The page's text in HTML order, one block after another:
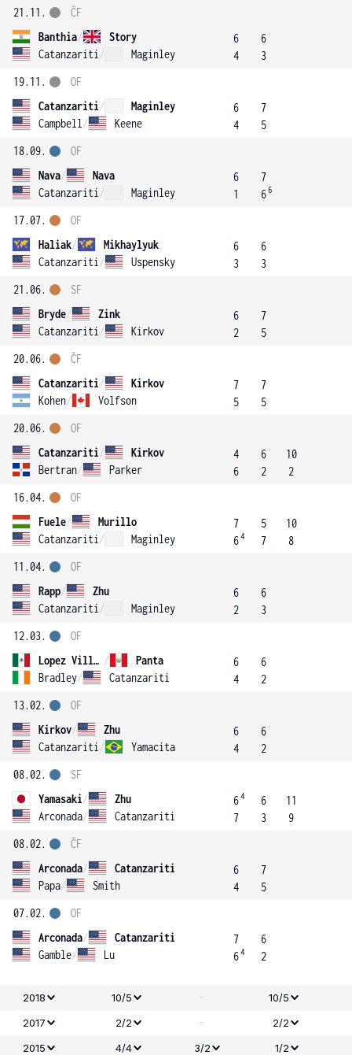
21.11.
Banthia/
Story
Catanzariti / Maginley
ČF
6
4
6
3
19.11.
Catanzariti/
Maginley
Campbell / Keene
OF
6
4
7
5
18.09.
Nava/
Nava
Catanzariti / Maginley
OF
6
1
7
66
17.07.
Haliak/
Mikhaylyuk
Catanzariti / Uspensky
OF
6
3
6
3
21.06.
Bryde/
Zink
Catanzariti / Kirkov
SF
6
2
7
5
20.06.
Catanzariti/
Kirkov
Kohen/ Volfson
ČF
7
5
7
5
20.06.
Catanzariti/
Kirkov
Bertran/ Parker
OF
4
6
6
2
10
2
16.04.
Fuele/
Murillo
Catanzariti / Maginley
OF
7
64
5
7
10
8
11.04.
Rapp/
Zhu
Catanzariti / Maginley
OF
6
2
6
3
12.03.
Lopez Villasenor /
Panta
Bradley/ Catanzariti
OF
6
4
6
2
13.02.
Kirkov/
Zhu
Catanzariti / Yamacita
OF
6
4
6
2
08.02.
Yamasaki/
Zhu
Arconada/ Catanzariti
SF
64
7
6
3
11
9
08.02.
Arconada/
Catanzariti
Papa/ Smith
ČF
6
4
7
5
07.02.
Arconada/
Catanzariti
Gamble/ Lu
OF
7
64
6
2
2018 10/5 -
10/5
2017
2/2 -
2/2
2015
4/4 3/2
1/2